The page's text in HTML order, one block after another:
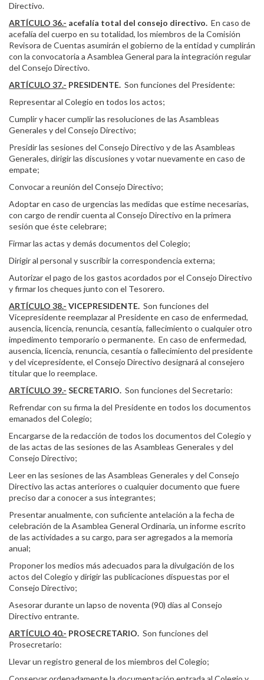
Directivo.
ARTÍCULO 36.- acefalía total del consejo directivo. En caso de
acefalía del cuerpo en su totalidad, los miembros de la Comisión
Revisora de Cuentas asumirán el gobierno de la entidad y cumplirán
con la convocatoria a Asamblea General para la integración regular
del Consejo Directivo.
ARTÍCULO 37.- PRESIDENTE. Son funciones del Presidente:
Representar al Colegio en todos los actos;
Cumplir y hacer cumplir las resoluciones de las Asambleas
Generales y del Consejo Directivo;
Presidir las sesiones del Consejo Directivo y de las Asambleas
Generales, dirigir las discusiones y votar nuevamente en caso de
empate;
Convocar a reunión del Consejo Directivo;
Adoptar en caso de urgencias las medidas que estime necesarias,
con cargo de rendir cuenta al Consejo Directivo en la primera
sesión que éste celebrare;
Firmar las actas y demás documentos del Colegio;
Dirigir al personal y suscribir la correspondencia externa;
Autorizar el pago de los gastos acordados por el Consejo Directivo
y firmar los cheques junto con el Tesorero.
ARTÍCULO 38.- VICEPRESIDENTE. Son funciones del
Vicepresidente reemplazar al Presidente en caso de enfermedad,
ausencia, licencia, renuncia, cesantía, fallecimiento o cualquier otro
impedimento temporario o permanente. En caso de enfermedad,
ausencia, licencia, renuncia, cesantía o fallecimiento del presidente
y del vicepresidente, el Consejo Directivo designará al consejero
titular que lo reemplace.
ARTÍCULO 39.- SECRETARIO. Son funciones del Secretario:
Refrendar con su firma la del Presidente en todos los documentos
emanados del Colegio;
Encargarse de la redacción de todos los documentos del Colegio y
de las actas de las sesiones de las Asambleas Generales y del
Consejo Directivo;
Leer en las sesiones de las Asambleas Generales y del Consejo
Directivo las actas anteriores o cualquier documento que fuere
preciso dar a conocer a sus integrantes;
Presentar anualmente, con suficiente antelación a la fecha de
celebración de la Asamblea General Ordinaria, un informe escrito
de las actividades a su cargo, para ser agregados a la memoria
anual;
Proponer los medios más adecuados para la divulgación de los
actos del Colegio y dirigir las publicaciones dispuestas por el
Consejo Directivo;
Asesorar durante un lapso de noventa (90) días al Consejo
Directivo entrante.
ARTÍCULO 40.- PROSECRETARIO. Son funciones del
Prosecretario:
Llevar un registro general de los miembros del Colegio;